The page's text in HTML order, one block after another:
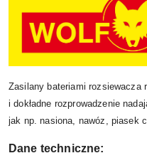
Zasilany bateriami rozsiewacza
i dokładne rozprowadzenie
jak np. nasiona, nawóz, piasek
Dane techniczne: